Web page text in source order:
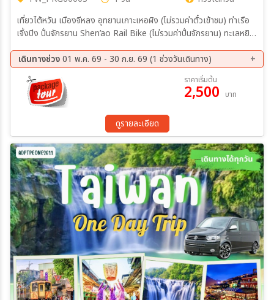
เที่ยวไต้หวัน เมืองจีหลง อุทยานเกาะเหอผิง (ไม่รวมค่าตั๋วเข้าชม) ท่าเรือ
เจิ้งปิง ปั่นจักรยาน Shen’ao Rail Bike (ไม่รวมค่าปั่นจักรยาน) ทะเลหยิน
เดินทางช่วง01 พ.ค. 69 - 30 ก.ย. 69 (1 ช่วงวันเดินทาง)
ราคาเริ่มต้น
2,500 บาท
ดูรายละเอียด